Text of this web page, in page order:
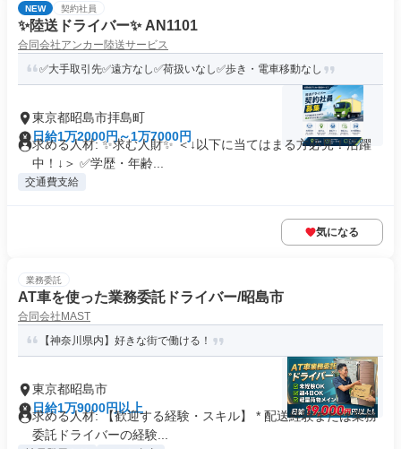
NEW 契約社員
✨陸送ドライバー✨ AN1101
合同会社アンカー陸送サービス
✅大手取引先✅遠方なし✅荷扱いなし✅歩き・電車移動なし
東京都昭島市拝島町
日給1万2000円～1万7000円
求める人材: ✨求む人財✨ ＜↓以下に当てはまる方必見！活躍
中！↓＞ ✅学歴・年齢...
交通費支給
気になる
業務委託
AT車を使った業務委託ドライバー/昭島市
合同会社MAST
【神奈川県内】好きな街で働ける！
東京都昭島市
日給1万9000円以上
求める人材: 【歓迎する経験・スキル】 * 配送経験または業務
委託ドライバーの経験...